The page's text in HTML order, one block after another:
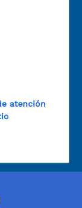
atención